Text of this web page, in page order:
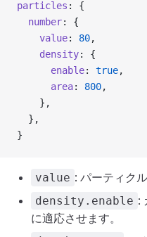
particles : {
  number
: {
    value
: 80,
    density
: {
      enable
: true,
      area
: 800,
    },
  },
}
value : パーティク
density.enable :
に適応させます。